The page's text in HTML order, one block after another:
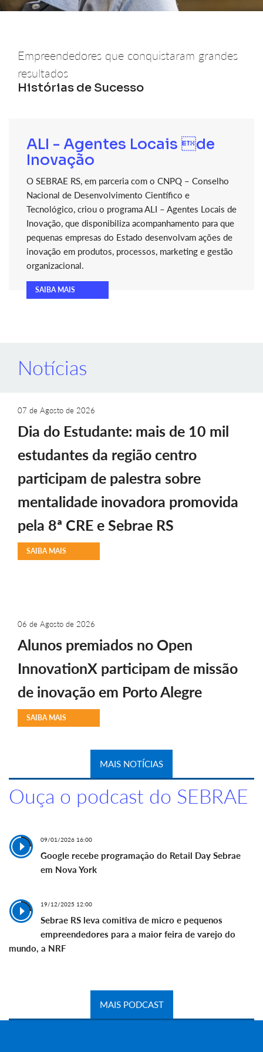
Empreendedores que conquistaram grandes
resultados
Histórias de Sucesso
ALI - Agentes Locais de
Inovação
O SEBRAE RS, em parceria com o CNPQ – Conselho
Nacional de Desenvolvimento Científico e
Tecnológico, criou o programa ALI – Agentes Locais de
Inovação, que disponibiliza acompanhamento para que
pequenas empresas do Estado desenvolvam ações de
inovação em produtos, processos, marketing e gestão
organizacional.
SAIBA MAIS
Notícias
07 de Agosto de 2026
Dia do Estudante: mais de 10 mil
estudantes da região centro
participam de palestra sobre
mentalidade inovadora promovida
pela 8ª CRE e Sebrae RS
SAIBA MAIS
06 de Agosto de 2026
Alunos premiados no Open
InnovationX participam de missão
de inovação em Porto Alegre
SAIBA MAIS
MAIS NOTÍCIAS
Ouça o podcast do SEBRAE
09/01/2026 16:00
Google recebe programação do Retail Day Sebrae
em Nova York
19/12/2025 12:00
Sebrae RS leva comitiva de micro e pequenos
empreendedores para a maior feira de varejo do
mundo, a NRF
MAIS PODCAST